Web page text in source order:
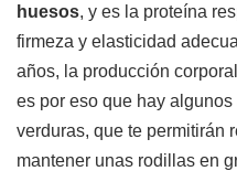
huesos, y es la proteína
firmeza y elasticidad
años, la producción
es por eso que hay
verduras, que te permitirán
mantener unas rodillas en